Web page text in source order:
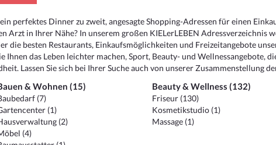
perfektes Dinner zu zweit, angesagte Shopping-Adressen für einen
Arzt in Ihrer Nähe? In unserem großen KIELerLEBEN Adressverzeichnis
die besten Restaurants, Einkaufsmöglichkeiten und Freizeitangebote
das Leben leichter machen, Sport, Beauty- und Wellnessangebote,
Lassen Sie sich bei Ihrer Suche auch von unserer Zusammenstellung
& Wohnen (15)
(7)
(1)
(2)
(4)
Beauty & Wellness (132)
Friseur (130)
Kosmetikstudio (1)
Massage (1)